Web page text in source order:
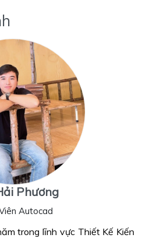
Phương
Autocad
trong lĩnh vực Thiết Kế Kiến